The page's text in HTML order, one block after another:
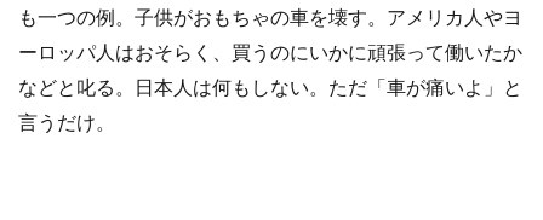
も一つの例。子供がおもちゃの車を壊す。アメリカ人やヨ
ーロッパ人はおそらく、買うのにいかに頑張って働いたか
などと叱る。日本人は何もしない。ただ「車が痛いよ」と
言うだけ。